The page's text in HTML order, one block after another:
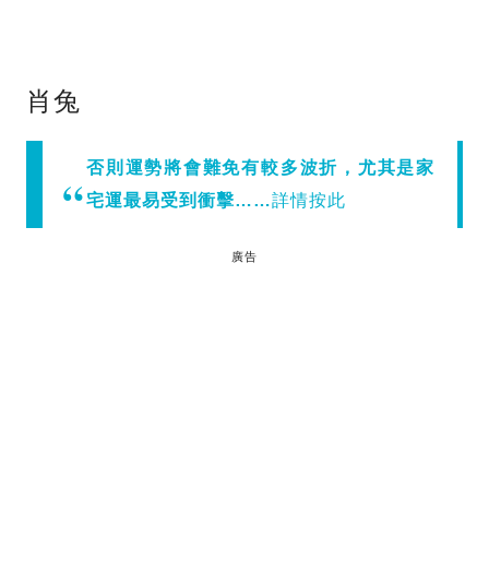
肖兔
否則運勢將會難免有較多波折，尤其是家
宅運最易受到衝擊……詳情按此
廣告